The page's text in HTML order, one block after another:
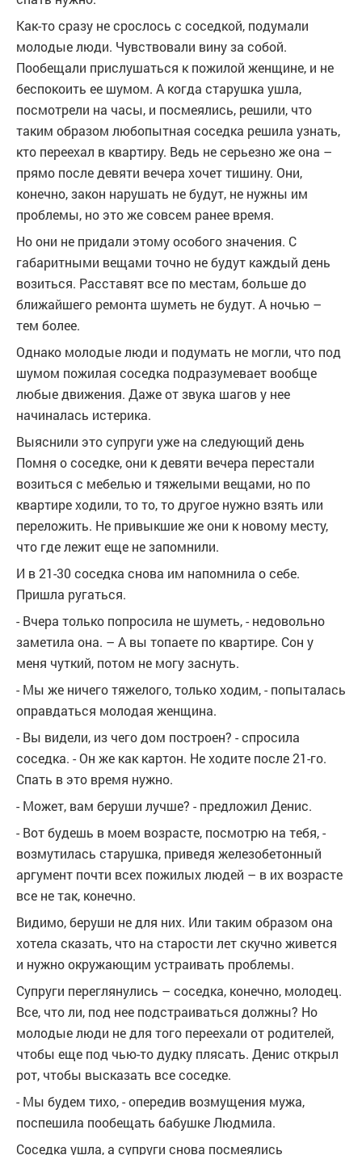
Как-то сразу не срослось с соседкой, подумали
молодые люди. Чувствовали вину за собой.
Пообещали прислушаться к пожилой женщине, и не
беспокоить ее шумом. А когда старушка ушла,
посмотрели на часы, и посмеялись, решили, что
таким образом любопытная соседка решила узнать,
кто переехал в квартиру. Ведь не серьезно же она –
прямо после девяти вечера хочет тишину. Они,
конечно, закон нарушать не будут, не нужны им
проблемы, но это же совсем ранее время.
Но они не придали этому особого значения. С
габаритными вещами точно не будут каждый день
возиться. Расставят все по местам, больше до
ближайшего ремонта шуметь не будут. А ночью –
тем более.
Однако молодые люди и подумать не могли, что под
шумом пожилая соседка подразумевает вообще
любые движения. Даже от звука шагов у нее
начиналась истерика.
Выяснили это супруги уже на следующий день
Помня о соседке, они к девяти вечера перестали
возиться с мебелью и тяжелыми вещами, но по
квартире ходили, то то, то другое нужно взять или
переложить. Не привыкшие же они к новому месту,
что где лежит еще не запомнили.
И в 21-30 соседка снова им напомнила о себе.
Пришла ругаться.
- Вчера только попросила не шуметь, - недовольно
заметила она. – А вы топаете по квартире. Сон у
меня чуткий, потом не могу заснуть.
- Мы же ничего тяжелого, только ходим, - попыталась
оправдаться молодая женщина.
- Вы видели, из чего дом построен? - спросила
соседка. - Он же как картон. Не ходите после 21-го.
Спать в это время нужно.
- Может, вам беруши лучше? - предложил Денис.
- Вот будешь в моем возрасте, посмотрю на тебя, -
возмутилась старушка, приведя железобетонный
аргумент почти всех пожилых людей – в их возрасте
все не так, конечно.
Видимо, беруши не для них. Или таким образом она
хотела сказать, что на старости лет скучно живется
и нужно окружающим устраивать проблемы.
Супруги переглянулись – соседка, конечно, молодец.
Все, что ли, под нее подстраиваться должны? Но
молодые люди не для того переехали от родителей,
чтобы еще под чью-то дудку плясать. Денис открыл
рот, чтобы высказать все соседке.
- Мы будем тихо, - опередив возмущения мужа,
поспешила пообещать бабушке Людмила.
Соседка ушла, а супруги снова посмеялись